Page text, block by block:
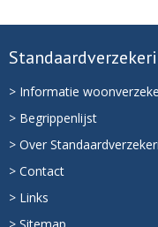
> Informatie
> Begrippenlijst
> Over
> Contact
> Links